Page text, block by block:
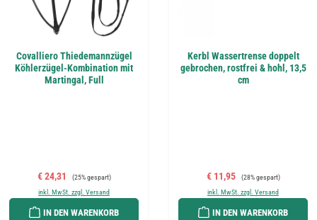
Covalliero Thiedemannzügel
Köhlerzügel-Kombination mit
Martingal, Full
Verkaufspreis:
€ 24,31 Regulärer Preis:
(25% gespart)
inkl. MwSt. zzgl. Versand
IN DEN WARENKORB
Kerbl Wassertrense doppelt
gebrochen, rostfrei & hohl, 13,5
cm
Verkaufspreis:
€ 11,95 Regulärer Preis:
(28% gespart)
inkl. MwSt. zzgl. Versand
IN DEN WARENKORB